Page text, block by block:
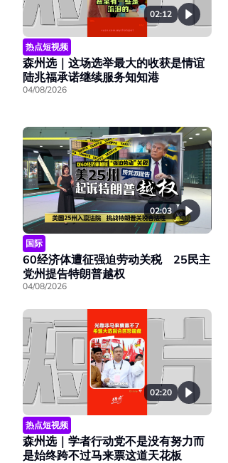
02:12
热点短视频
森州选｜这场选举最大的收获是情谊
陆兆福承诺继续服务知知港
04/08/2026
02:03
国际
60经济体遭征强迫劳动关税 25民主
党州提告特朗普越权
04/08/2026
02:20
热点短视频
森州选｜学者行动党不是没有努力而
是始终跨不过马来票这道天花板